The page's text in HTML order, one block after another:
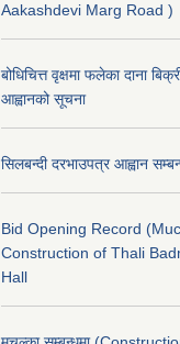
Aakashdevi Marg Road )
बोधिचित्त वृक्षमा फलेका दाना
आह्वानको सूचना
सिलबन्दी दरभाउपत्र आह्वान
Bid Opening Record
Construction of Thali
Hall